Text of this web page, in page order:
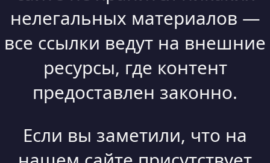
нелегальных материалов —
все ссылки ведут на внешние
ресурсы, где контент
предоставлен законно.
Если вы заметили, что на